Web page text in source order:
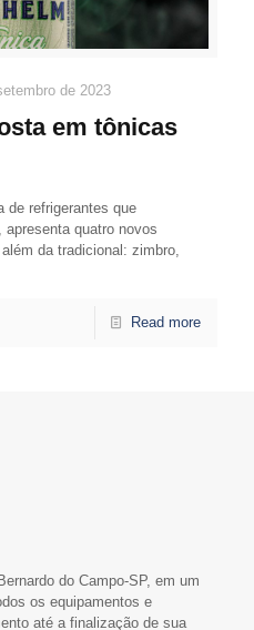
de 2023
em tônicas
de refrigerantes que
quatro novos
da tradicional: zimbro,
Read more
do Campo-SP, em um
os equipamentos e
até a finalização de sua